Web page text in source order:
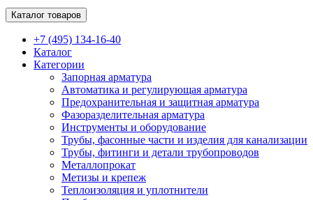
Каталог товаров
+7 (495) 134-16-40
Каталог
Категории
Запорная арматура
Автоматика и регулирующая арматура
Предохранительная и защитная арматура
Фазоразделительная арматура
Инструменты и оборудование
Трубы, фасонные части и изделия для канализации
Трубы, фитинги и детали трубопроводов
Металлопрокат
Метизы и крепеж
Теплоизоляция и уплотнители